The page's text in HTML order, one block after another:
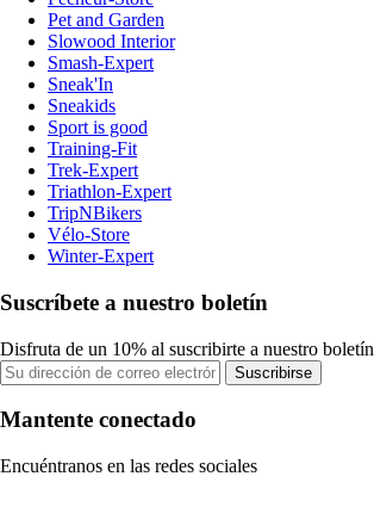
Pet and Garden
Slowood Interior
Smash-Expert
Sneak'In
Sneakids
Sport is good
Training-Fit
Trek-Expert
Triathlon-Expert
TripNBikers
Vélo-Store
Winter-Expert
Suscríbete a nuestro boletín
Disfruta de un 10% al suscribirte a nuestro boletín
Suscribirse
Mantente conectado
Encuéntranos en las redes sociales